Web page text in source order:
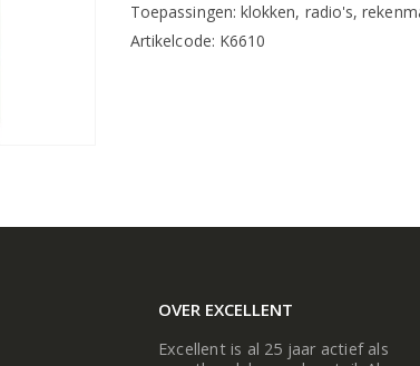
Toepassingen: klokken, radio's,
Artikelcode: K6610
OVER EXCELLENT
Excellent is al 25 jaar actief als